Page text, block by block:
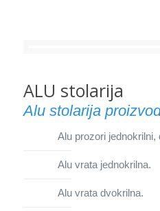
ALU stolarija
Alu stolarija
Alu prozori jednokrilni,
Alu vrata jednokrilna.
Alu vrata dvokrilna.